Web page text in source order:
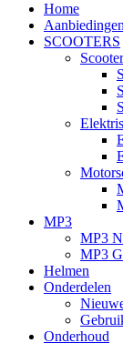
Home
Aanbiedingen
SCOOTERS
MP3
MP3
MP3
Helmen
Onderdelen
Onderhoud